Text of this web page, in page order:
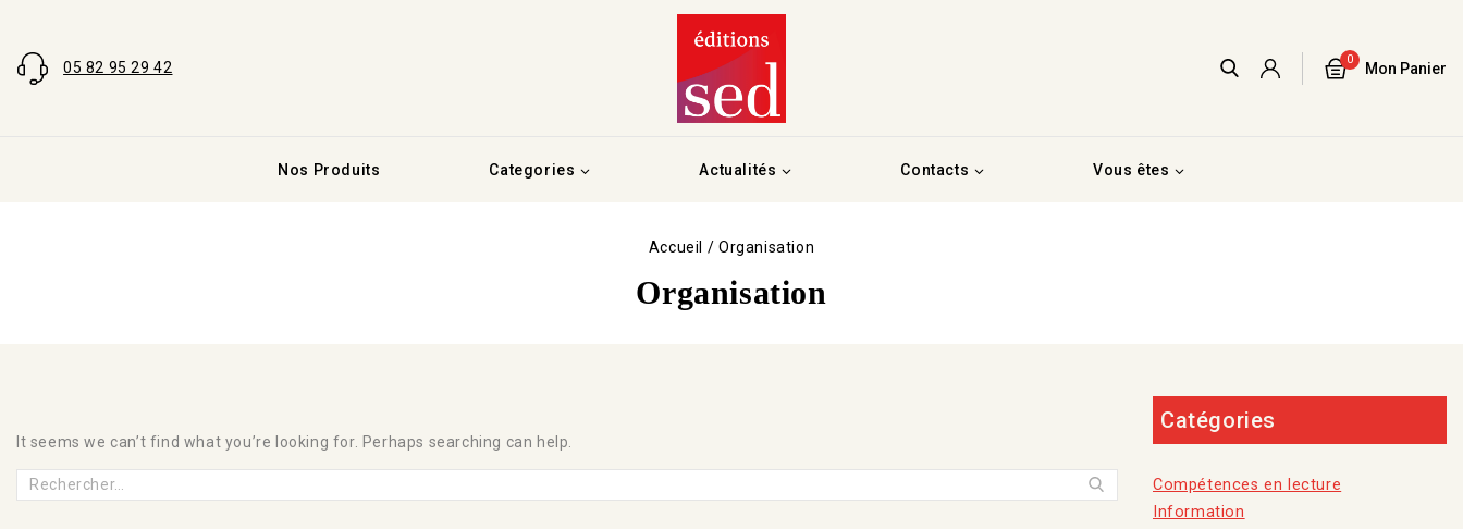
05 82 95 29 42 0
Mon Panier
Nos Produits Categories Actualités Contacts Vous êtes
Accueil / Organisation
Organisation
It seems we can’t find what you’re looking for. Perhaps searching can help.
Catégories
Compétences en lecture
Information